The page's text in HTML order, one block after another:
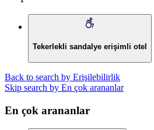
Tekerlekli sandalye erişimli otel
Back to search by Erişilebilirlik
Skip search by En çok arananlar
En çok arananlar